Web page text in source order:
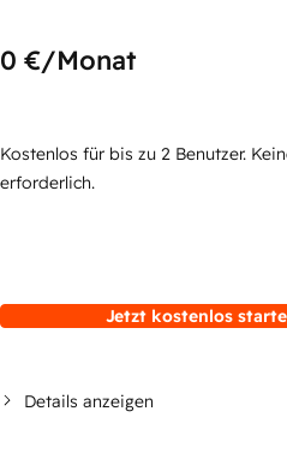
0 €/Monat
Kostenlos für bis zu 2 Benutzer.
erforderlich.
Jetzt kostenlos
Details anzeigen